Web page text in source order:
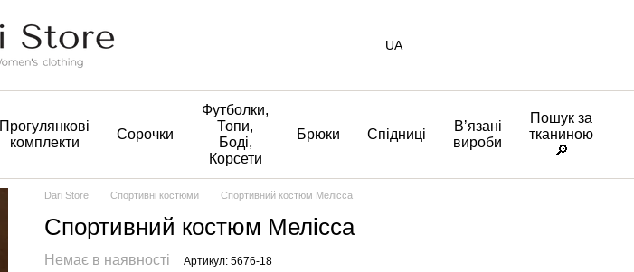
UA
Прогулянкові
комплекти
Сорочки
Футболки,
Топи,
Боді,
Корсети
Брюки Спідниці
Вʼязані
вироби
Пошук за
тканиною
🔎
Dari Store Спортивні костюми Спортивний костюм Мелісса
Спортивний костюм Мелісса
Немає в наявності Артикул: 5676-18